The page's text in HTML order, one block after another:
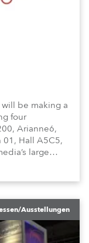
be making a
four
Arianne6,
01, Hall A5C5,
large
Ausstellungen